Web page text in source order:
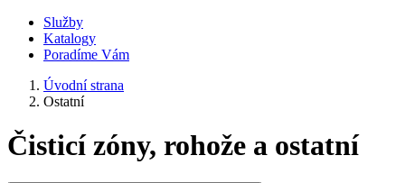
Služby
Katalogy
Poradíme Vám
Úvodní strana
Ostatní
Čisticí zóny, rohože a ostatní